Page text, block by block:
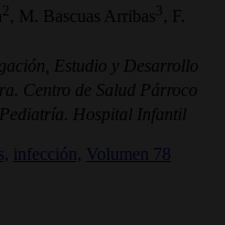
, M. Bascuas Arribas 3
, F.
Estudio y Desarrollo
Centro de Salud Párroco
Pediatría. Hospital Infantil
infección,
Volumen 78